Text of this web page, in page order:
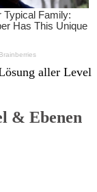
aller Level
& Ebenen